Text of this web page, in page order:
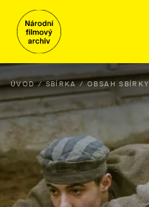
ÚVOD SBÍRKA OBSAH SBÍRKY